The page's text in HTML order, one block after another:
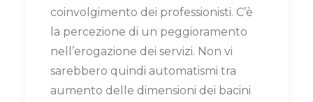
coinvolgimento dei professionisti. C’è
la percezione di un peggioramento
nell’erogazione dei servizi. Non vi
sarebbero quindi automatismi tra
aumento delle dimensioni dei bacini